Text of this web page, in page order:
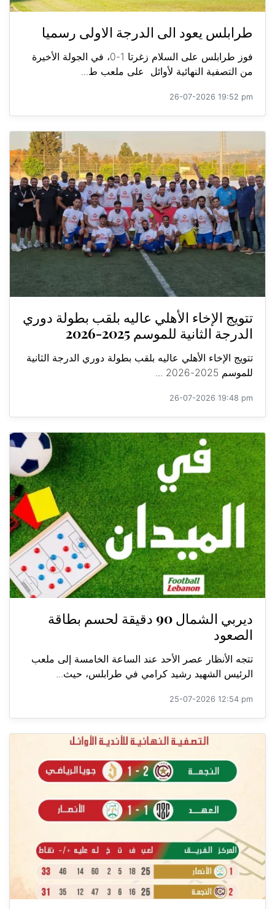
طرابلس يعود الى الدرجة الاولى رسميا
فوز طرابلس على السلام زغرتا 1-0، في الجولة الأخيرة
من التصفية النهائية لأوائل على ملعب ط...
26-07-2026 19:52 pm
تتويج الإخاء الأهلي عاليه بلقب بطولة دوري
الدرجة الثانية للموسم 2025-2026
تتويج الإخاء الأهلي عاليه بلقب بطولة دوري الدرجة الثانية
للموسم 2025-2026 ...
26-07-2026 19:48 pm
ديربي الشمال 90 دقيقة لحسم بطاقة
الصعود
تتجه الأنظار عصر الأحد عند الساعة الخامسة إلى ملعب
الرئيس الشهيد رشيد كرامي في طرابلس، حيث...
25-07-2026 12:54 pm